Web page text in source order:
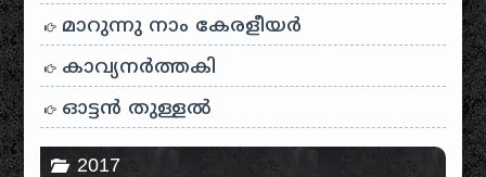
മാറുന്നു നാം കേരളീയർ
കാവ്യനര്‍ത്തകി
ഓട്ടൻ തുള്ളൽ
2017